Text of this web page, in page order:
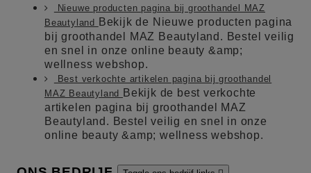
Nieuwe producten pagina bij groothandel MAZ
Beautyland
Bekijk de Nieuwe producten pagina
bij groothandel MAZ Beautyland. Bestel veilig
en snel in onze online beauty &amp;
wellness webshop.
Best verkochte artikelen pagina bij groothandel
MAZ Beautyland
Bekijk de best verkochte
artikelen pagina bij groothandel MAZ
Beautyland. Bestel veilig en snel in onze
online beauty &amp; wellness webshop.